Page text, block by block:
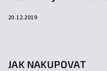
20.12.2019
JAK NAKUPOVAT